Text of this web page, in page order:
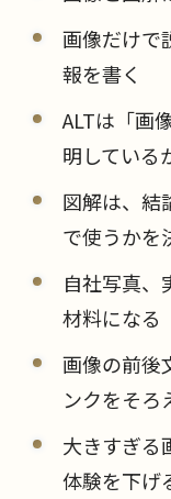
画像だけで
報を書く
ALTは「画
明している
図解は、結
で使うかを
自社写真、
材料になる
画像の前後
ンクをそろ
大きすぎる
体験を下げ